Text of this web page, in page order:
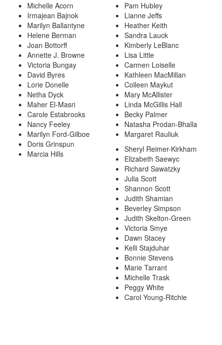
Michelle Acorn
Irmajean Bajnok
Marilyn Ballantyne
Helene Berman
Joan Bottorff
Annette J. Browne
Victoria Bungay
David Byres
Lorie Donelle
Netha Dyck
Maher El-Masri
Carole Estabrooks
Nancy Feeley
Marilyn Ford-Gilboe
Doris Grinspun
Marcia Hills
Pam Hubley
Lianne Jeffs
Heather Keith
Sandra Lauck
Kimberly LeBlanc
Lisa Little
Carmen Loiselle
Kathleen MacMillan
Colleen Maykut
Mary McAllister
Linda McGillis Hall
Becky Palmer
Natasha Prodan-Bhalla
Margaret Rauliuk
Sheryl Reimer-Kirkham
Elizabeth Saewyc
Richard Sawatzky
Julia Scott
Shannon Scott
Judith Shamian
Beverley Simpson
Judith Skelton-Green
Victoria Smye
Dawn Stacey
Kelli Stajduhar
Bonnie Stevens
Marie Tarrant
Michelle Trask
Peggy White
Carol Young-Ritchie